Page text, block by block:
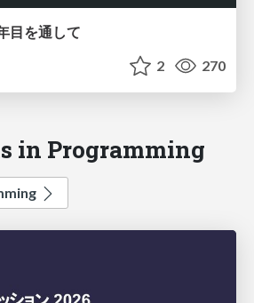
目を通して
2 270
in Programming